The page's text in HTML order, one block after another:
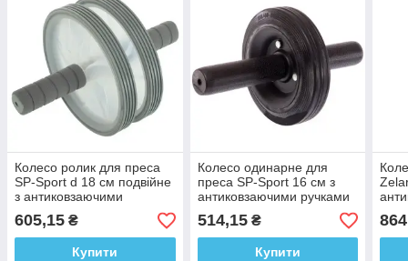
Колесо ролик для преса
SP-Sport d 18 см подвійне
з антиковзаючими
ручками
605,15 ₴
Купити
Колесо одинарне для
преса SP-Sport 16 см з
антиковзаючими ручками
514,15₴
Купити